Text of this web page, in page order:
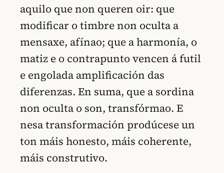
aquilo que non queren oir: que
modificar o timbre non oculta a
mensaxe, afínao; que a harmonía, o
matiz e o contrapunto vencen á futil
e engolada amplificación das
diferenzas. En suma, que a sordina
non oculta o son, transfórmao. E
nesa transformación prodúcese un
ton máis honesto, máis coherente,
máis construtivo.